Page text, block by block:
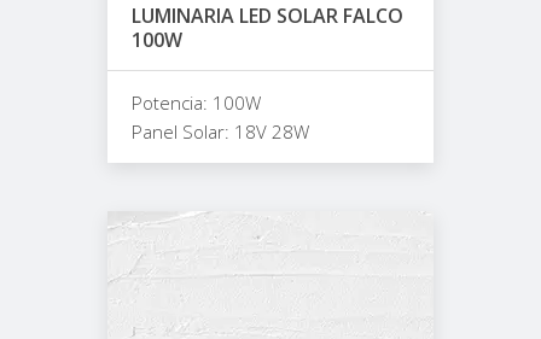
LUMINARIA LED SOLAR FALCO
100W
Potencia: 100W
Panel Solar: 18V 28W